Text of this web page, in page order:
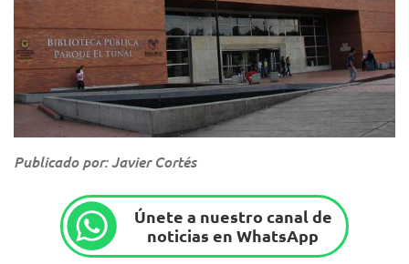
Publicado por: Javier Cortés
Únete a nuestro canal de
noticias en WhatsApp